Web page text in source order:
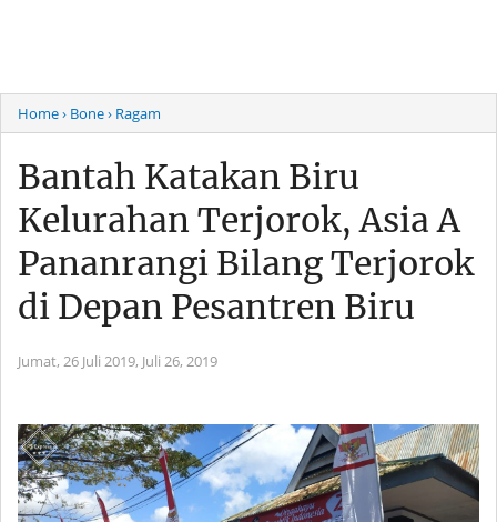
Home› Bone› Ragam
Bantah Katakan Biru
Kelurahan Terjorok, Asia A
Pananrangi Bilang Terjorok
di Depan Pesantren Biru
Jumat, 26 Juli 2019, Juli 26, 2019